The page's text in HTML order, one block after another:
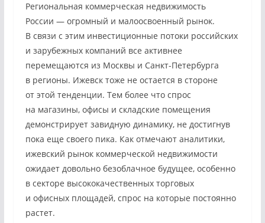
Региональная коммерческая недвижимость
России — огромный и малоосвоенный рынок.
В связи с этим инвестиционные потоки российских
и зарубежных компаний все активнее
перемещаются из Москвы и Санкт-Петербурга
в регионы. Ижевск тоже не остается в стороне
от этой тенденции. Тем более что спрос
на магазины, офисы и складские помещения
демонстрирует завидную динамику, не достигнув
пока еще своего пика. Как отмечают аналитики,
ижевский рынок коммерческой недвижимости
ожидает довольно безоблачное будущее, особенно
в секторе высококачественных торговых
и офисных площадей, спрос на которые постоянно
растет.